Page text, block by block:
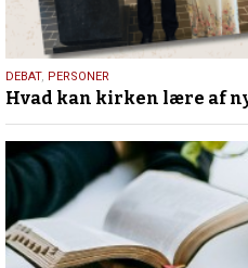
25.
juli
2026
DEBAT, PERSONER
Hvad kan kirken lære af